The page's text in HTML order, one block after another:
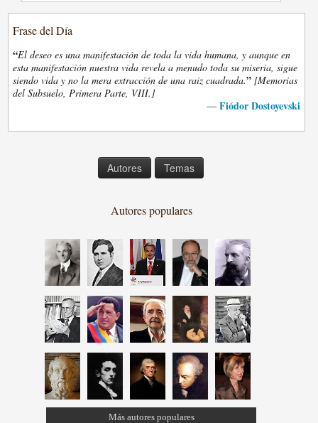
Frase del Día
“El deseo es una manifestación de toda la vida humana, y aunque en
esta manifestación nuestra vida revela a menudo toda su miseria, sigue
siendo vida y no la mera extracción de una raiz cuadrada.” [Memorias
del Subsuelo, Primera Parte, VIII.]
— Fiódor Dostoyevski
Autores Temas
Autores populares
Más autores populares